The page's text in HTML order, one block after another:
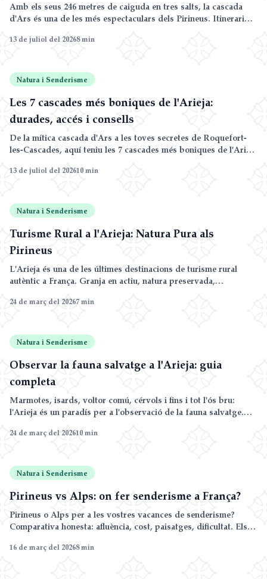
Amb els seus 246 metres de caiguda en tres salts, la cascada
d'Ars és una de les més espectaculars dels Pirineus. Itinerari
completa.
13 de juliol del 20268min
Natura i Senderisme
Les 7 cascades més boniques de l'Arieja:
durades, accés i consells
De la mítica cascada d'Ars a les toves secretes de Roquefort-
les-Cascades, aquí teniu les 7 cascades més boniques de l'Arieja
ruta.
13 de juliol del 202610min
Natura i Senderisme
Turisme Rural a l'Arieja: Natura Pura als
Pirineus
L'Arieja és una de les últimes destinacions de turisme rural
autèntic a França. Granja en actiu, natura preservada,
sense aglomeracions.
24 de març del 20267min
Natura i Senderisme
Observar la fauna salvatge a l'Arieja: guia
completa
Marmotes, isards, voltor comú, cérvols i fins i tot l'ós bru:
l'Arieja és un paradís per a l'observació de la fauna salvatge.
fotografia.
24 de març del 202610min
Natura i Senderisme
Pirineus vs Alps: on fer senderisme a França?
Pirineus o Alps per a les vostres vacances de senderisme?
Comparativa honesta: afluència, cost, paisatges, dificultat. Els
16 de març del 20268min